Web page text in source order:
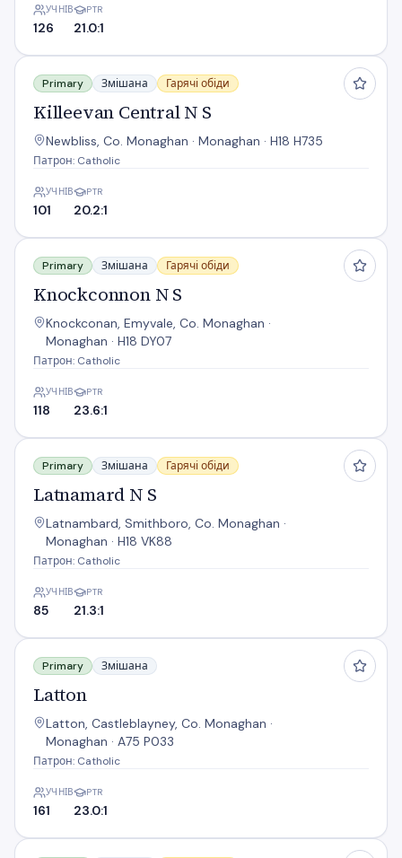
УЧНІВ
126
PTR
21.0:1
Killeevan Central N S
Primary Змішана Гарячі обіди
Killeevan Central N S
Newbliss, Co. Monaghan · Monaghan · H18 H735
Патрон: Catholic
УЧНІВ
101
PTR
20.2:1
Knockconnon N S
Primary Змішана Гарячі обіди
Knockconnon N S
Knockconan, Emyvale, Co. Monaghan ·
Monaghan · H18 DY07
Патрон: Catholic
УЧНІВ
118
PTR
23.6:1
Latnamard N S
Primary Змішана Гарячі обіди
Latnamard N S
Latnambard, Smithboro, Co. Monaghan ·
Monaghan · H18 VK88
Патрон: Catholic
УЧНІВ
85
PTR
21.3:1
Latton
Primary Змішана
Latton
Latton, Castleblayney, Co. Monaghan ·
Monaghan · A75 P033
Патрон: Catholic
УЧНІВ
161
PTR
23.0:1
Lisdoonan N S